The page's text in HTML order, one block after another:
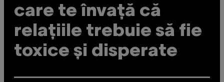
care te învață că
relațiile trebuie să fie
toxice și disperate